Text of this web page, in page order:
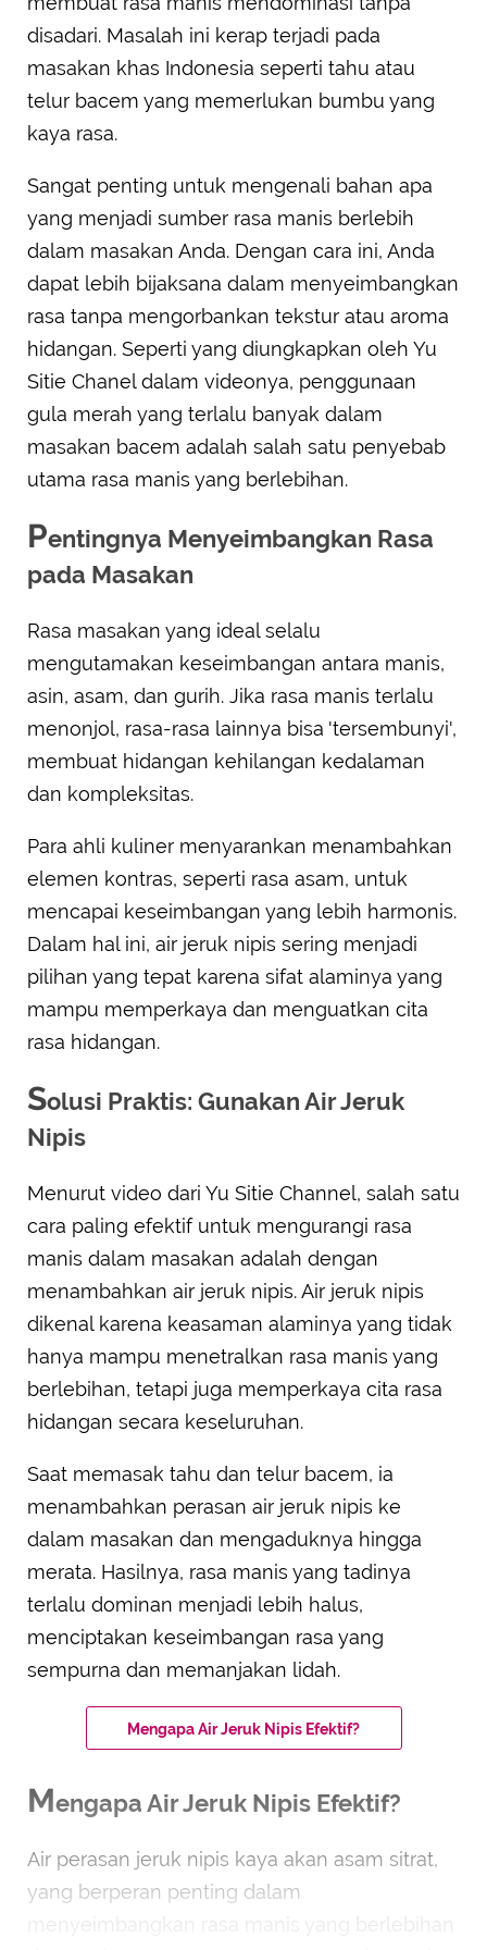
disadari. Masalah ini kerap terjadi pada
masakan khas Indonesia seperti tahu atau
telur bacem yang memerlukan bumbu yang
kaya rasa.
Sangat penting untuk mengenali bahan apa
yang menjadi sumber rasa manis berlebih
dalam masakan Anda. Dengan cara ini, Anda
dapat lebih bijaksana dalam menyeimbangkan
rasa tanpa mengorbankan tekstur atau aroma
hidangan. Seperti yang diungkapkan oleh Yu
Sitie Chanel dalam videonya, penggunaan
gula merah yang terlalu banyak dalam
masakan bacem adalah salah satu penyebab
utama rasa manis yang berlebihan.
Pentingnya Menyeimbangkan Rasa
pada Masakan
Rasa masakan yang ideal selalu
mengutamakan keseimbangan antara manis,
asin, asam, dan gurih. Jika rasa manis terlalu
menonjol, rasa-rasa lainnya bisa 'tersembunyi',
membuat hidangan kehilangan kedalaman
dan kompleksitas.
Para ahli kuliner menyarankan menambahkan
elemen kontras, seperti rasa asam, untuk
mencapai keseimbangan yang lebih harmonis.
Dalam hal ini, air jeruk nipis sering menjadi
pilihan yang tepat karena sifat alaminya yang
mampu memperkaya dan menguatkan cita
rasa hidangan.
Solusi Praktis: Gunakan Air Jeruk
Nipis
Menurut video dari Yu Sitie Channel, salah satu
cara paling efektif untuk mengurangi rasa
manis dalam masakan adalah dengan
menambahkan air jeruk nipis. Air jeruk nipis
dikenal karena keasaman alaminya yang tidak
hanya mampu menetralkan rasa manis yang
berlebihan, tetapi juga memperkaya cita rasa
hidangan secara keseluruhan.
Saat memasak tahu dan telur bacem, ia
menambahkan perasan air jeruk nipis ke
dalam masakan dan mengaduknya hingga
merata. Hasilnya, rasa manis yang tadinya
terlalu dominan menjadi lebih halus,
menciptakan keseimbangan rasa yang
sempurna dan memanjakan lidah.
Mengapa Air Jeruk Nipis Efektif?
Mengapa Air Jeruk Nipis Efektif?
Air perasan jeruk nipis kaya akan asam sitrat,
yang berperan penting dalam